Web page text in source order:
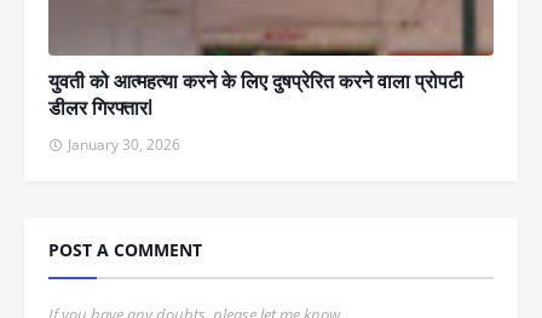
युवती को आत्महत्या करने के लिए दुषप्रेरित करने वाला प्रोपटी
डीलर गिरफ्तारl
January 30, 2026
POST A COMMENT